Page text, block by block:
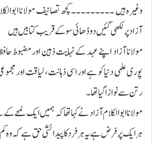
وغیرہ ہیں ۔۔۔۔۔۔۔۔۔کچھ تصانیف مولانا
آزاد پر لکھی گئیں دو ڈھائی سو کے قریب کتابیں ہیں
مولانا آزاد اپنے عہد کے نہایت ذہین اور
پوری علمی دنیا کو ہے اور اسی ذہانت، لیاقت اور
رتن سے نوازا گیا تھا۔
مولانا ابوالکلام آزاد نے کہا تھا کہ ہمیں ایک لمحے
ہر ایک پر فرض ہے یہ ہر فرد کا پیدائشی حق ہے کہ